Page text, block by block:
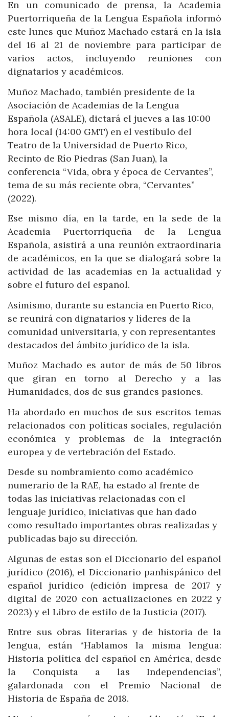
En un comunicado de prensa, la Academia
Puertorriqueña de la Lengua Española informó
este lunes que Muñoz Machado estará en la isla
del 16 al 21 de noviembre para participar de
varios actos, incluyendo reuniones con
dignatarios y académicos.
Muñoz Machado, también presidente de la
Asociación de Academias de la Lengua
Española (ASALE), dictará el jueves a las 10:00
hora local (14:00 GMT) en el vestíbulo del
Teatro de la Universidad de Puerto Rico,
Recinto de Río Piedras (San Juan), la
conferencia “Vida, obra y época de Cervantes”,
tema de su más reciente obra, “Cervantes”
(2022).
Ese mismo día, en la tarde, en la sede de la
Academia Puertorriqueña de la Lengua
Española, asistirá a una reunión extraordinaria
de académicos, en la que se dialogará sobre la
actividad de las academias en la actualidad y
sobre el futuro del español.
Asimismo, durante su estancia en Puerto Rico,
se reunirá con dignatarios y líderes de la
comunidad universitaria, y con representantes
destacados del ámbito jurídico de la isla.
Muñoz Machado es autor de más de 50 libros
que giran en torno al Derecho y a las
Humanidades, dos de sus grandes pasiones.
Ha abordado en muchos de sus escritos temas
relacionados con políticas sociales, regulación
económica y problemas de la integración
europea y de vertebración del Estado.
Desde su nombramiento como académico
numerario de la RAE, ha estado al frente de
todas las iniciativas relacionadas con el
lenguaje jurídico, iniciativas que han dado
como resultado importantes obras realizadas y
publicadas bajo su dirección.
Algunas de estas son el Diccionario del español
jurídico (2016), el Diccionario panhispánico del
español jurídico (edición impresa de 2017 y
digital de 2020 con actualizaciones en 2022 y
2023) y el Libro de estilo de la Justicia (2017).
Entre sus obras literarias y de historia de la
lengua, están “Hablamos la misma lengua:
Historia política del español en América, desde
la Conquista a las Independencias”,
galardonada con el Premio Nacional de
Historia de España de 2018.